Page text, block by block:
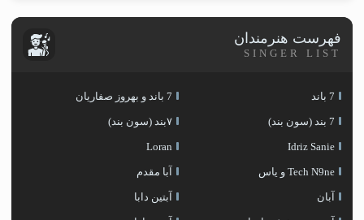
فهرست هنرمندان
SINGER LIST
7 باند 7 باند و بهروز صفاریان
7 بند (سون بند) ۷بند (سون بند)
Idriz Sanie
Loran
Tech N9ne و یاس آبا مقدم
آبان آبتین دابا